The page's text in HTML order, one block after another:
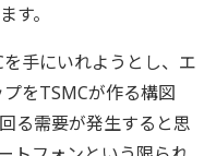
す。
手にいれようとし、エ
をTSMCが作る構図
る需要が発生すると思